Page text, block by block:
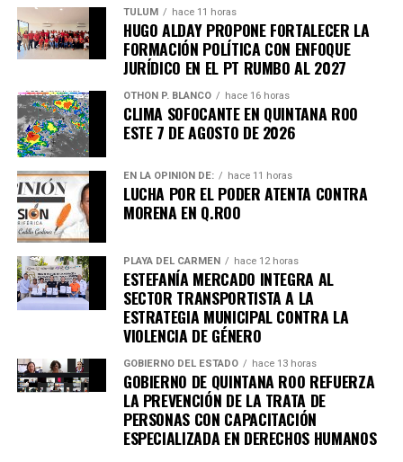
Canto, quien obtuvo como premio una estancia de tres
noches para dos personas en un hotel de la Riviera Maya,
cortesía de la empresa “Viajes Lili”, que además participó
como patrocinadora de la entrega de contenedores. Al
tiempo…
Recibe las noticias al instante
TULUM hace 11 horas
HUGO ALDAY PROPONE FORTALECER LA
FORMACIÓN POLÍTICA CON ENFOQUE
JURÍDICO EN EL PT RUMBO AL 2027
OTHON P. BLANCO hace 16 horas
CLIMA SOFOCANTE EN QUINTANA ROO
ESTE 7 DE AGOSTO DE 2026
EN LA OPINIÓN DE: hace 11 horas
LUCHA POR EL PODER ATENTA CONTRA
MORENA EN Q.ROO
PLAYA DEL CARMEN hace 12 horas
ESTEFANÍA MERCADO INTEGRA AL
SECTOR TRANSPORTISTA A LA
ESTRATEGIA MUNICIPAL CONTRA LA
VIOLENCIA DE GÉNERO
GOBIERNO DEL ESTADO hace 13 horas
GOBIERNO DE QUINTANA ROO REFUERZA
LA PREVENCIÓN DE LA TRATA DE
PERSONAS CON CAPACITACIÓN
ESPECIALIZADA EN DERECHOS HUMANOS